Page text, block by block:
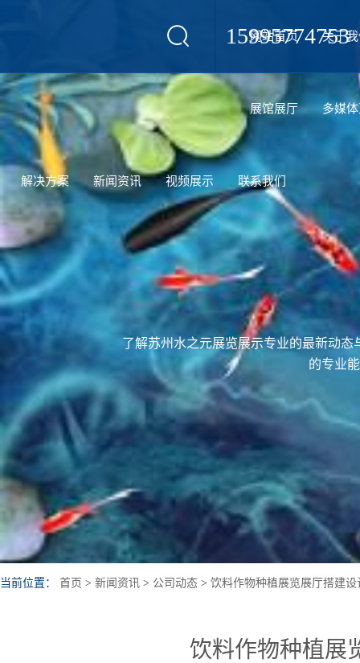
15995774753
网站首页 关于
展馆展厅 多媒
解决方案 新闻资讯 视频展示 联系我们
了解苏州水之元展览展示专业的最新动
的专业
当前位置： 首页 > 新闻资讯 > 公司动态 > 饮料作物种植展览展厅搭建设
饮料作物种植展